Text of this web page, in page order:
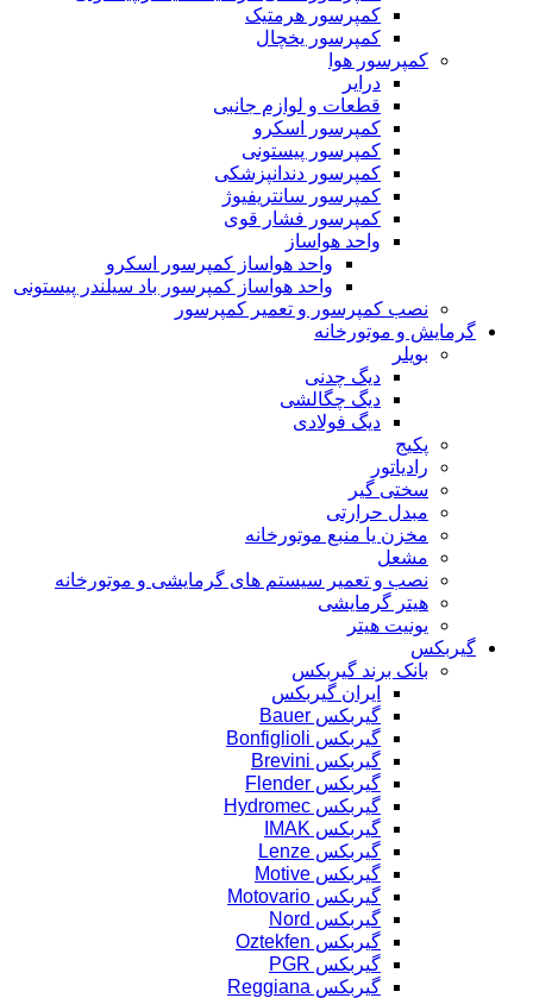
کمپرسور هرمتیک
کمپرسور یخچال
کمپرسور هوا
درایر
قطعات و لوازم جانبی
کمپرسور اسکرو
کمپرسور پیستونی
کمپرسور دندانپزشکی
کمپرسور سانتریفیوژ
کمپرسور فشار قوی
واحد هواساز
واحد هواساز کمپرسور اسکرو
واحد هواساز کمپرسور باد سیلندر پیستونی
نصب کمپرسور و تعمیر کمپرسور
گرمایش و موتورخانه
بویلر
دیگ چدنی
دیگ چگالشی
دیگ فولادی
پکیج
رادیاتور
سختی گیر
مبدل حرارتی
مخزن یا منبع موتورخانه
مشعل
نصب و تعمیر سیستم های گرمایشی و موتورخانه
هیتر گرمایشی
یونیت هیتر
گیربکس
بانک برند گیربکس
ایران گیربکس
گیربکس Bauer
گیربکس Bonfiglioli
گیربکس Brevini
گیربکس Flender
گیربکس Hydromec
گیربکس IMAK
گیربکس Lenze
گیربکس Motive
گیربکس Motovario
گیربکس Nord
گیربکس Oztekfen
گیربکس PGR
گیربکس Reggiana